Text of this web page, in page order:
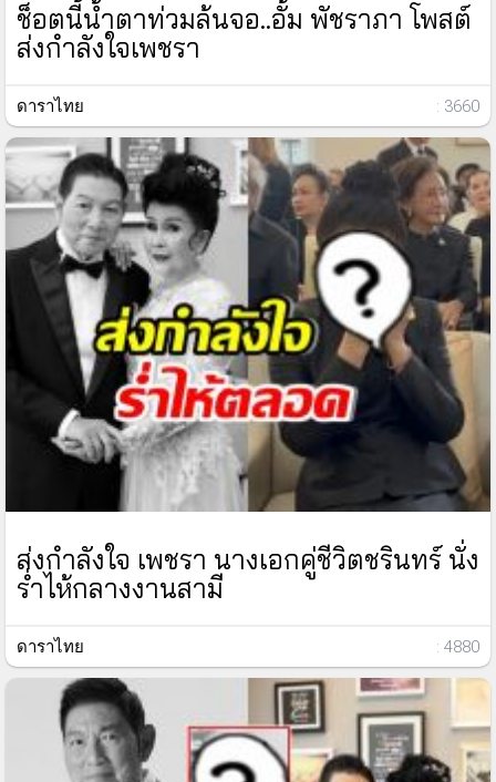
ช็อตนี้น้ำตาท่วมล้นจอ..อั้ม พัชราภา โพสต์
ส่งกำลังใจเพชรา
ดาราไทย : 3660
ส่งกำลังใจ เพชรา นางเอกคู่ชีวิตชรินทร์ นั่ง
ร่ำไห้กลางงานสามี
ดาราไทย : 4880